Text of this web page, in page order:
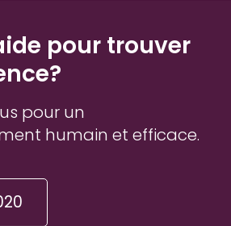
pour trouver
pour un
humain et efficace.